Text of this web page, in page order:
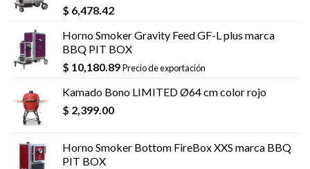
$ 6,478.42
Horno Smoker Gravity Feed GF-L plus marca
BBQ PIT BOX
$ 10,180.89Precio de exportación
Kamado Bono LIMITED Ø64 cm color rojo
$ 2,399.00
Horno Smoker Bottom FireBox XXS marca BBQ
PIT BOX